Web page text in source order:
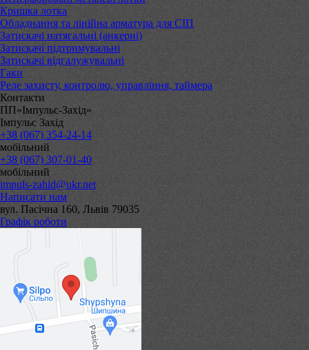
Кришка лотка
Обладнання та лінійна арматура для СІП
Затискачі натягальні (анкерні)
Затискачі підтримувальні
Затискачі відгалужувальні
Гаки
Реле захисту, контролю, управління, таймера
Контакти
ПП«Імпульс-Захід»
Імпульс Захід
+38 (067) 354-24-14
мобільний
+38 (067) 307-01-40
мобільний
impuls-zahid@ukr.net
Написати нам
вул. Пасічна 160, Львів 79035
Графік роботи